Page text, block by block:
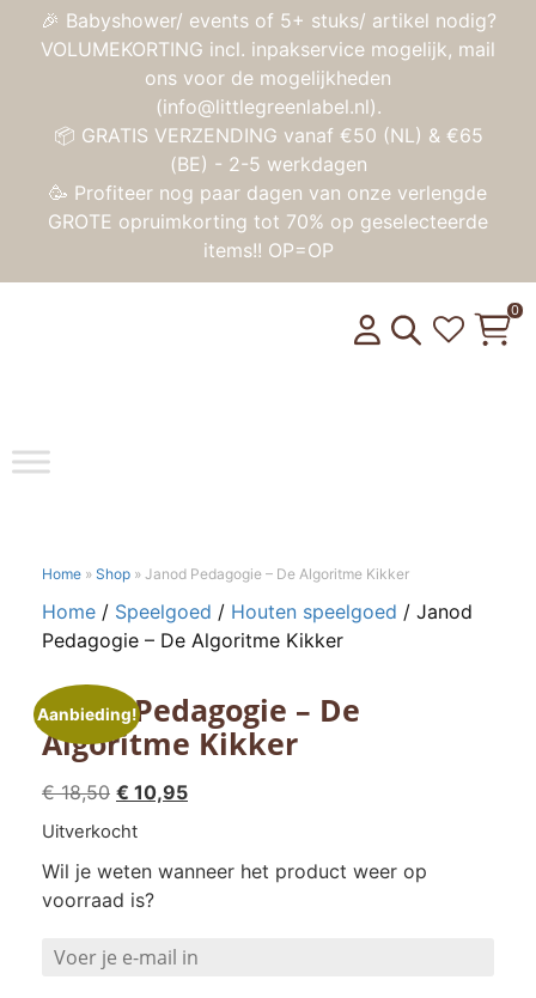
🎉 Babyshower/ events of 5+ stuks/ artikel nodig?
VOLUMEKORTING incl. inpakservice mogelijk, mail
ons voor de mogelijkheden
(info@littlegreenlabel.nl).
📦 GRATIS VERZENDING vanaf €50 (NL) & €65
(BE) - 2-5 werkdagen
🥳 Profiteer nog paar dagen van onze verlengde
GROTE opruimkorting tot 70% op geselecteerde
items!! OP=OP
Toggle
0
Home » Shop » Janod Pedagogie – De Algoritme Kikker
Home / Speelgoed / Houten speelgoed / Janod
Pedagogie – De Algoritme Kikker
Aanbieding!
Janod Pedagogie – De
Algoritme Kikker
€18,50 Oorspronkelijke
prijs
€ 18,50.
€ 10,95Huidige
€ 10,95.
Uitverkocht
Wil je weten wanneer het product weer op
voorraad is?